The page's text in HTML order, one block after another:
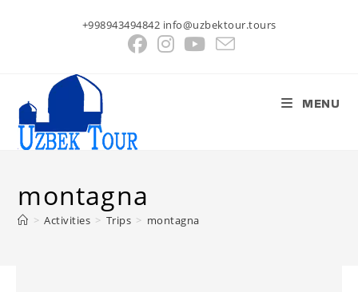
+998943494842 info@uzbektour.tours
MENU
montagna
> Activities > Trips > montagna